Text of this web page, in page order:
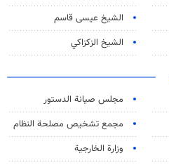
الشيخ عيسى قاسم
الشيخ الزكزاكي
مجلس صيانة الدستور
مجمع تشخيص مصلحة النظام
وزارة الخارجية